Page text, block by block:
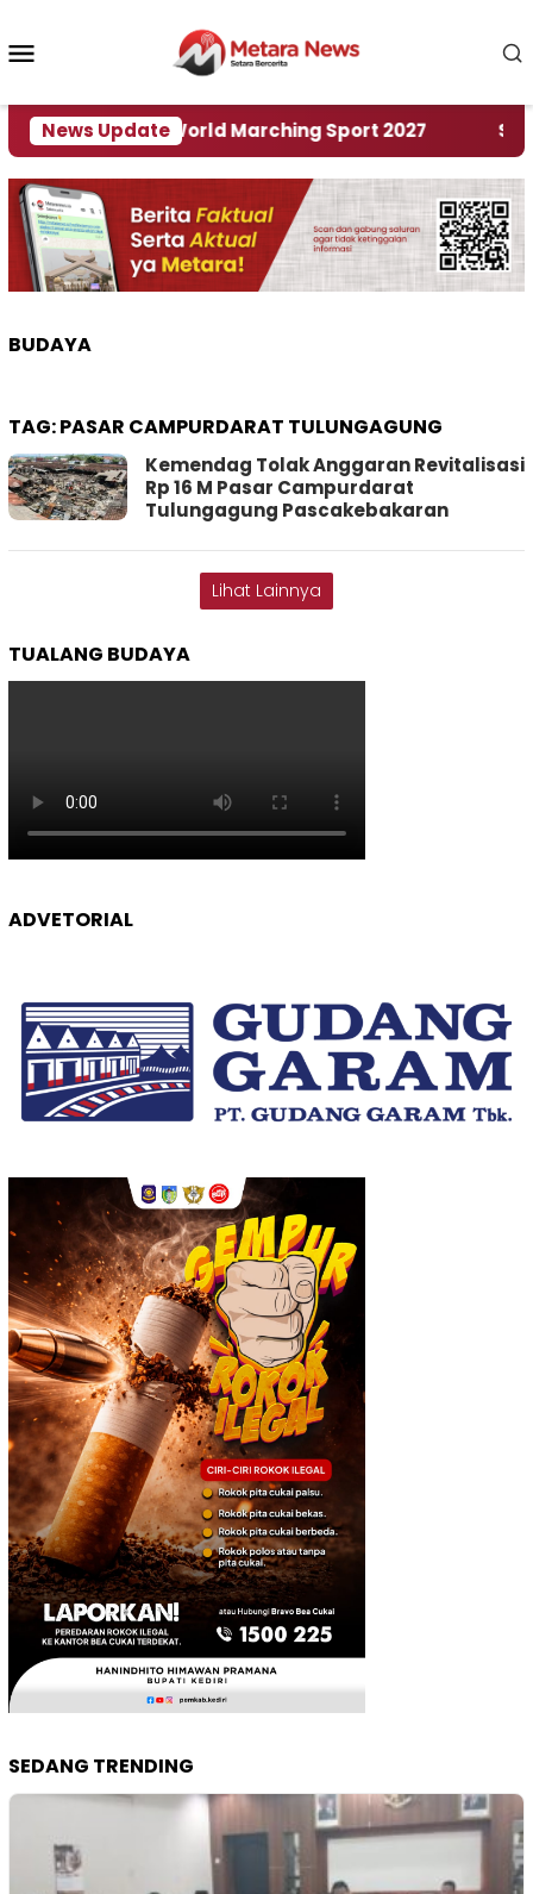
konten
News Update
Rumah World Marching Sport 2027 ‎Soal
BUDAYA
TAG:PASAR CAMPURDARAT TULUNGAGUNG
Kemendag Tolak Anggaran Revitalisasi
Rp 16 M Pasar Campurdarat
Tulungagung Pascakebakaran
Lihat Lainnya
TUALANG BUDAYA
ADVETORIAL
SEDANG TRENDING